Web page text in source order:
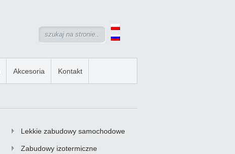
Akcesoria Kontakt
Lekkie zabudowy samochodowe
Zabudowy izotermiczne